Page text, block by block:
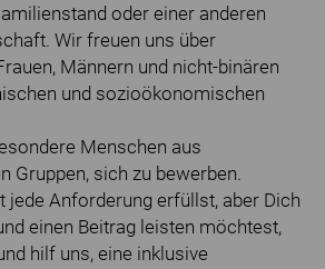
oder einer anderen
Wir freuen uns über
Männern und nicht-binären
und sozioökonomischen
Menschen aus
Gruppen, sich zu bewerben.
jede Anforderung erfüllst, aber Dich
einen Beitrag leisten möchtest,
hilf uns, eine inklusive